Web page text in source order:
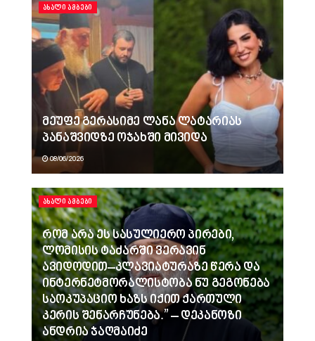
ᲐᲮᲐᲚᲘ ᲐᲛᲑᲔᲑᲘ
მეუფე გერასიმე ლანა ლატარიას
პანაშვიდზე ოჯახში მივიდა
08/06/2026
ᲐᲮᲐᲚᲘ ᲐᲛᲑᲔᲑᲘ
რომ არა ეს სასულიერო პირები,
ლომისის ტაძარში ვერავინ
ავიდოდით–კლავიატურაზე წერა და
ინტერნეტმორალისტობა ნუ გეგონება
საოკუპაციო ხაზს იქით ქართული
კერის შენარჩუნება.” – დეკანოზი
ანდრია ჯაღმაიძე